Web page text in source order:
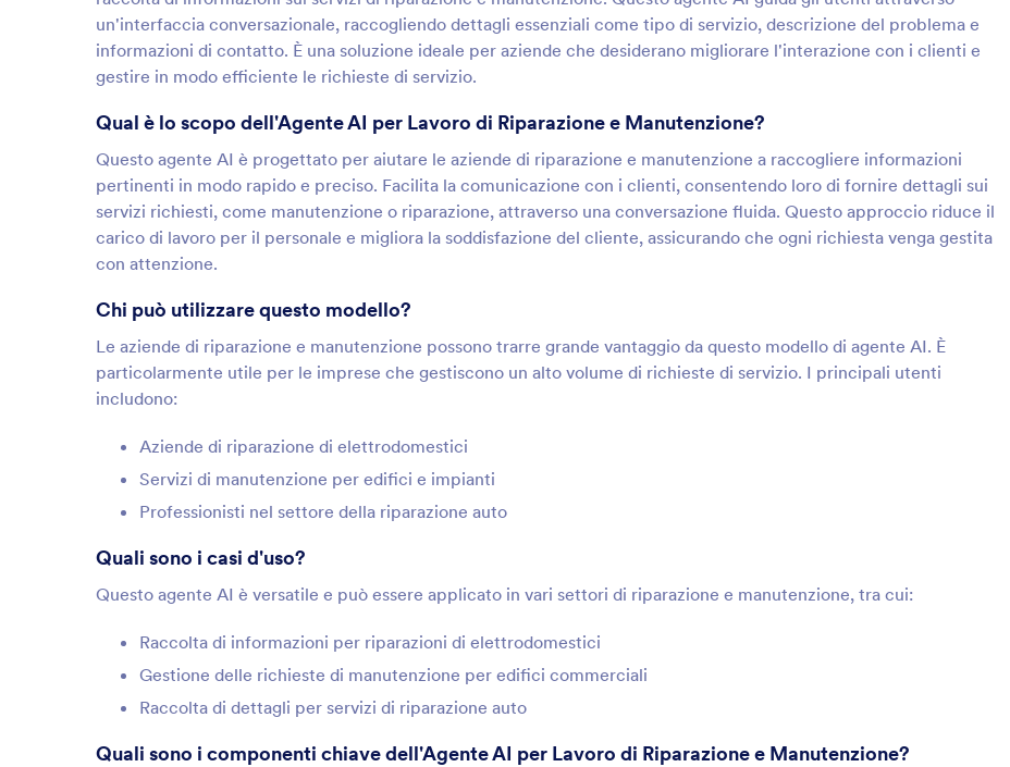
un'interfaccia conversazionale, raccogliendo dettagli essenziali come tipo di servizio, descrizione del problema e
informazioni di contatto. È una soluzione ideale per aziende che desiderano migliorare l'interazione con i clienti e
gestire in modo efficiente le richieste di servizio.
Qual è lo scopo dell'Agente AI per Lavoro di Riparazione e Manutenzione?
Questo agente AI è progettato per aiutare le aziende di riparazione e manutenzione a raccogliere informazioni
pertinenti in modo rapido e preciso. Facilita la comunicazione con i clienti, consentendo loro di fornire dettagli sui
servizi richiesti, come manutenzione o riparazione, attraverso una conversazione fluida. Questo approccio riduce il
carico di lavoro per il personale e migliora la soddisfazione del cliente, assicurando che ogni richiesta venga gestita
con attenzione.
Chi può utilizzare questo modello?
Le aziende di riparazione e manutenzione possono trarre grande vantaggio da questo modello di agente AI. È
particolarmente utile per le imprese che gestiscono un alto volume di richieste di servizio. I principali utenti
includono:
Aziende di riparazione di elettrodomestici
Servizi di manutenzione per edifici e impianti
Professionisti nel settore della riparazione auto
Quali sono i casi d'uso?
Questo agente AI è versatile e può essere applicato in vari settori di riparazione e manutenzione, tra cui:
Raccolta di informazioni per riparazioni di elettrodomestici
Gestione delle richieste di manutenzione per edifici commerciali
Raccolta di dettagli per servizi di riparazione auto
Quali sono i componenti chiave dell'Agente AI per Lavoro di Riparazione e Manutenzione?